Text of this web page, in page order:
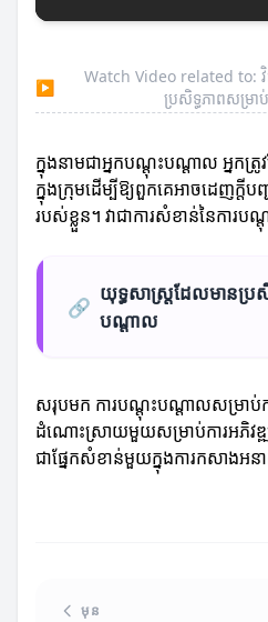
▶
Watch Video related to:
ប្រសិទ្ធភាពសម្រា
ក្នុងនាមជាអ្នកបណ្តុះបណ្តាល អ្នក
ក្នុងក្រុមដើម្បីឱ្យពួកគេអាចដេញក្
របស់ខ្លួន។ វាជាការសំខាន់នៃការ
🔗
យុទ្ធសាស្ត្រដែលមានប្រ
បណ្តាល
សរុបមក ការបណ្តុះបណ្តាលសម្រាប់
ដំណោះស្រាយមួយសម្រាប់ការអភិវឌ្ឍ
ជាផ្នែកសំខាន់មួយក្នុងការកសាង
មុន